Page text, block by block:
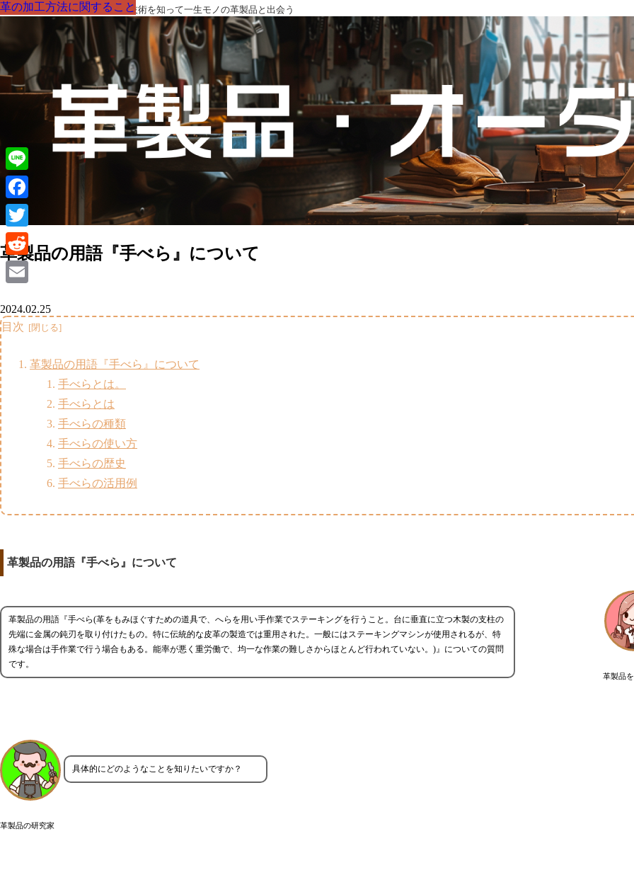
革製品の部品の呼び名・素材・技術を知って一生モノの革製品と出会う
革製品の用語『手べら』について
革の加工方法に関すること
2024.02.25
目次
革製品の用語『手べら』について
手べらとは。
手べらとは
手べらの種類
手べらの使い方
手べらの歴史
手べらの活用例
革製品の用語『手べら』について
革製品
革製品の用語『手べら(革をもみほぐすための道具で、へらを用い手作業でステーキングを行うこと。台に垂直に立つ木製の支柱の
先端に金属の鈍刃を取り付けたもの。特に伝統的な皮革の製造では重用された。一般にはステーキングマシンが使用されるが、特
殊な場合は手作業で行う場合もある。能率が悪く重労働で、均一な作業の難しさからほとんど行われていない。)』についての質問
です。
革製品の研究家
具体的にどのようなことを知りたいですか？
革の加工方法に関すること
革の加工方法に関すること
革の加工方法に関すること
革の加工方法に関すること
革の加工方法に関すること
革の加工方法に関すること
Line
Facebook
Twitter
Reddit